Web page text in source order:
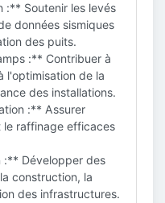
:** Soutenir les levés
données sismiques
des puits.
:** Contribuer à
l'optimisation de la
des installations.
:** Assurer
raffinage efficaces
:** Développer des
construction, la
des infrastructures.